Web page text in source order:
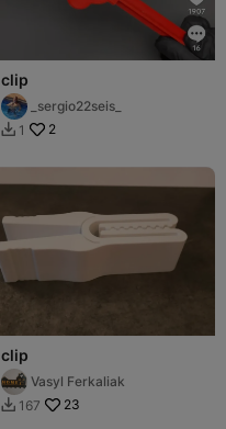
clip
_sergio22seis_
 1 2
clip
Vasyl Ferkaliak
 167 23